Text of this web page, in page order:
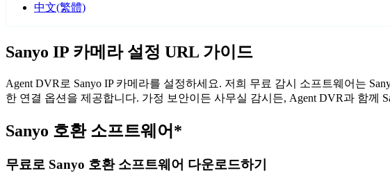
中文(繁體)
Sanyo IP 카메라 설정 URL 가이드
Agent DVR로 Sanyo IP 카메라를 설정하세요. 저희 무료 감시 소프트웨어는
한 연결 옵션을 제공합니다. 가정 보안이든 사무실 감시든, Agent DVR과 함께
Sanyo 호환 소프트웨어*
무료로 Sanyo 호환 소프트웨어 다운로드하기